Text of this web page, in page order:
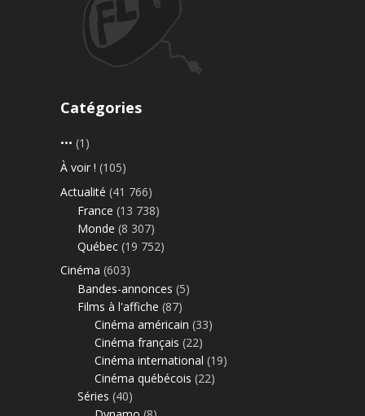
Catégories
••• (1)
À voir ! (105)
Actualité (41 766)
France (13 738)
Monde (8 307)
Québec (19 752)
Cinéma (603)
Bandes-annonces (5)
Films à l'affiche (87)
Cinéma américain (33)
Cinéma français (22)
Cinéma international (19)
Cinéma québécois (22)
Séries (40)